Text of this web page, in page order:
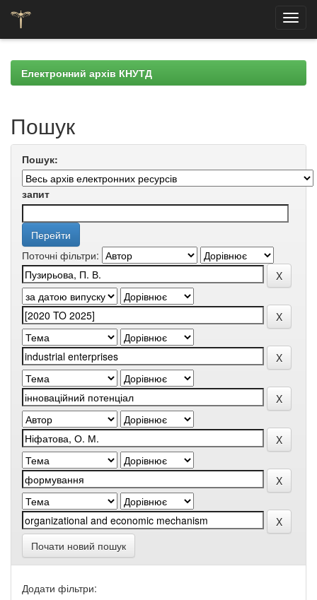
navigationЕлектронний архів КНУТД
Пошук
Пошук:
запит
Поточні фільтри:
Почати новий пошук
Додати фільтри: